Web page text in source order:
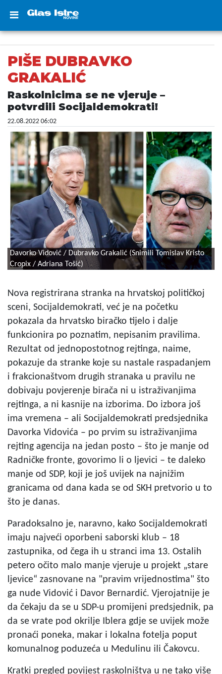
PIŠE DUBRAVKO
GRAKALIĆ
Raskolnicima se ne vjeruje –
potvrdili Socijaldemokrati!
22.08.2022 06:02
Davorko Vidović / Dubravko Grakalić (Snimili Tomislav Kristo
Cropix / Adriana Tošić)
Nova registrirana stranka na hrvatskoj političkoj
sceni, Socijaldemokrati, već je na početku
pokazala da hrvatsko biračko tijelo i dalje
funkcionira po poznatim, nepisanim pravilima.
Rezultat od jednopostotnog rejtinga, naime,
pokazuje da stranke koje su nastale raspadanjem
i frakcionaštvom drugih stranaka u pravilu ne
dobivaju povjerenje birača ni u istraživanjima
rejtinga, a ni kasnije na izborima. Do izbora još
ima vremena – ali Socijaldemokrati predsjednika
Davorka Vidovića – po prvim su istraživanjima
rejting agencija na jedan posto – što je manje od
Radničke fronte, govorimo li o ljevici – te daleko
manje od SDP, koji je još uvijek na najnižim
granicama od dana kada se od SKH pretvorio u to
što je danas.
Paradoksalno je, naravno, kako Socijaldemokrati
imaju najveći oporbeni saborski klub – 18
zastupnika, od čega ih u stranci ima 13. Ostalih
petero očito malo manje vjeruje u projekt „stare
ljevice“ zasnovane na "pravim vrijednostima" što
ga nude Vidović i Davor Bernardić. Vjerojatnije je
da čekaju da se u SDP-u promijeni predsjednik, pa
da se vrate pod okrilje Iblera gdje se uvijek može
pronaći poneka, makar i lokalna fotelja poput
komunalnog poduzeća u Medulinu ili Čakovcu.
Kratki pregled povijest raskolništva u ne tako više